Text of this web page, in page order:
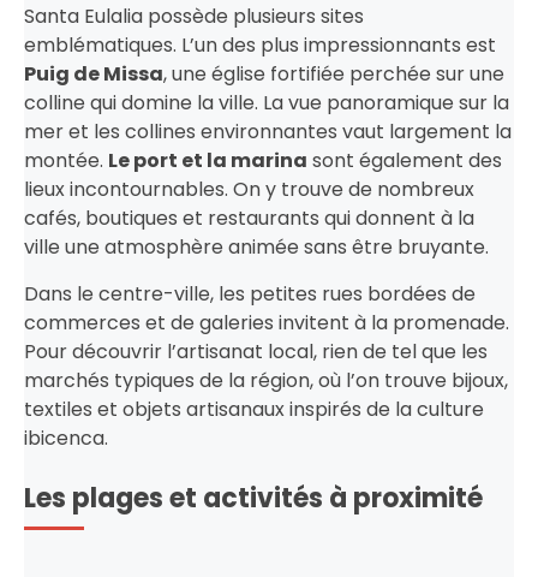
Santa Eulalia possède plusieurs sites
emblématiques. L’un des plus impressionnants est
Puig de Missa, une église fortifiée perchée sur une
colline qui domine la ville. La vue panoramique sur la
mer et les collines environnantes vaut largement la
montée. Le port et la marina sont également des
lieux incontournables. On y trouve de nombreux
cafés, boutiques et restaurants qui donnent à la
ville une atmosphère animée sans être bruyante.
Dans le centre-ville, les petites rues bordées de
commerces et de galeries invitent à la promenade.
Pour découvrir l’artisanat local, rien de tel que les
marchés typiques de la région, où l’on trouve bijoux,
textiles et objets artisanaux inspirés de la culture
ibicenca.
Les plages et activités à proximité